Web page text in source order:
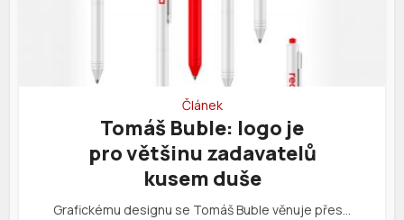
Článek
Tomáš Buble: logo je
pro většinu zadavatelů
kusem duše
Grafickému designu se Tomáš Buble věnuje přes…